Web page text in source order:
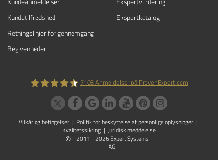
Kundetilfredshed
Retningslinjer for gennemgang
Begivenheder
Ekspertkatalog
ProvenExpert.com
7103Anmeldelser på ProvenExpert.com
Vilkår og betingelser | Politik for beskyttelse af personlige oplysninger |
Kvalitetssikring | Juridisk meddelelse
©
2011 - 2026 Expert Systems
AG